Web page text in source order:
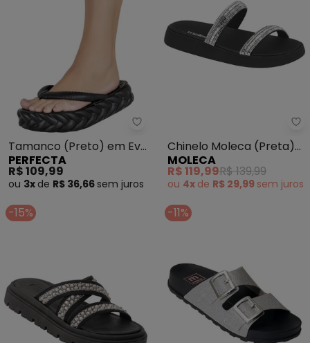
Perfecta - Tamanco (Preto)
Tamanco (Preto) em Eva
Super Leve
PERFECTA
R$ 109,99
ou 3x de R$ 36,66 sem juros
Chinelo Moleca (Preta)
em Sintético
MOLECA
R$ 119,99R$ 139,99
ou 4x de R$ 29,99 sem juros
-15% -11%